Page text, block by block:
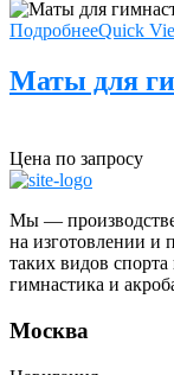
ПодробнееQuick
Маты для
Цена по запросу
Мы —
на изготовлении и
таких видов
гимнастика и
Москва